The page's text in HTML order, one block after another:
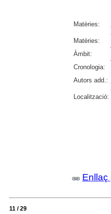
Matèries:
Matèries:
Àmbit:
Cronologia:
Autors add.:
Localització:
Enllaç
11 / 29